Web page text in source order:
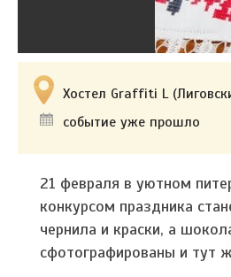
Хостел Graffiti L
событие уже прошло
21 февраля в уютном
конкурсом праздника
чернила и краски, а
сфотографированы и тут